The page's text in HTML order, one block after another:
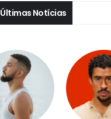
Últimas Notícias